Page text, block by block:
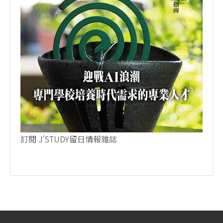
訂閱 J'STUDY留日情報雜誌